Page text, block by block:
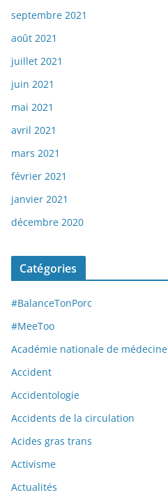
septembre 2021
août 2021
juillet 2021
juin 2021
mai 2021
avril 2021
mars 2021
février 2021
janvier 2021
décembre 2020
Catégories
#BalanceTonPorc
#MeeToo
Académie nationale de médecine
Accident
Accidentologie
Accidents de la circulation
Acides gras trans
Activisme
Actualités